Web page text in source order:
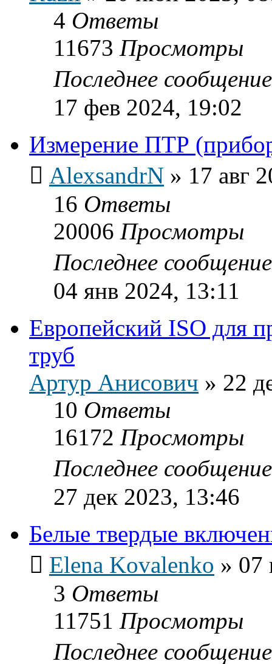
4 Ответы
11673 Просмотры
Последнее
17 фев 2024, 19:02
Измерение ПТР
AlexsandrN » 17 авг
16 Ответы
20006 Просмотры
Последнее
04 янв 2024, 13:11
Европейский ISO для
труб
Артур Анисович » 22
10 Ответы
16172 Просмотры
Последнее
27 дек 2023, 13:46
Белые твердые
Elena Kovalenko » 07
3 Ответы
11751 Просмотры
Последнее